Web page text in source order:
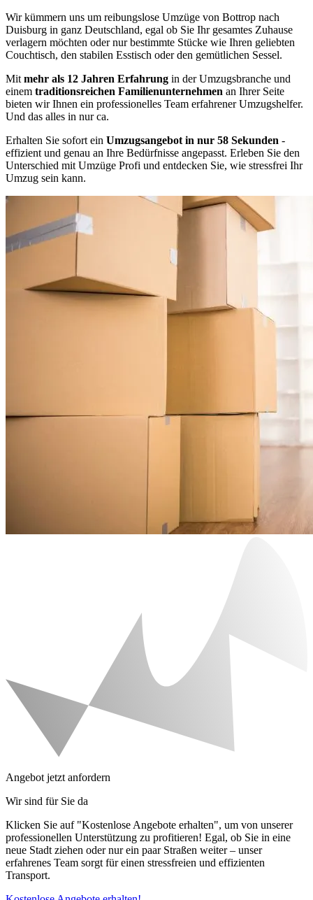
Wir kümmern uns um reibungslose Umzüge von Bottrop nach
Duisburg in ganz Deutschland, egal ob Sie Ihr gesamtes Zuhause
verlagern möchten oder nur bestimmte Stücke wie Ihren geliebten
Couchtisch, den stabilen Esstisch oder den gemütlichen Sessel.
Mit mehr als 12 Jahren Erfahrung in der Umzugsbranche und
einem traditionsreichen Familienunternehmen an Ihrer Seite
bieten wir Ihnen ein professionelles Team erfahrener Umzugshelfer.
Und das alles in nur ca.
Erhalten Sie sofort ein Umzugsangebot in nur 58 Sekunden -
effizient und genau an Ihre Bedürfnisse angepasst. Erleben Sie den
Unterschied mit Umzüge Profi und entdecken Sie, wie stressfrei Ihr
Umzug sein kann.
Angebot jetzt anfordern
Wir sind für Sie da
Klicken Sie auf "Kostenlose Angebote erhalten", um von unserer
professionellen Unterstützung zu profitieren! Egal, ob Sie in eine
neue Stadt ziehen oder nur ein paar Straßen weiter – unser
erfahrenes Team sorgt für einen stressfreien und effizienten
Transport.